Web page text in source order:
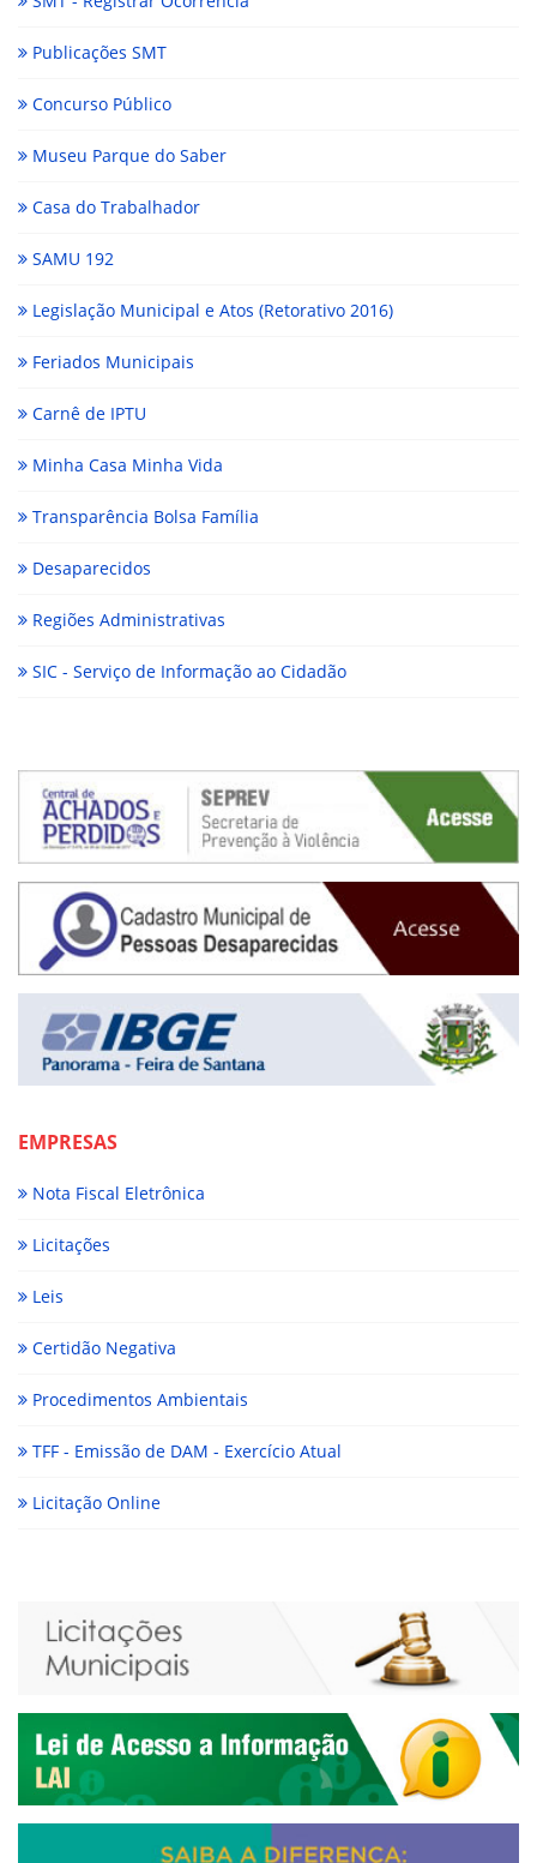
Publicações SMT
Concurso Público
Museu Parque do Saber
Casa do Trabalhador
SAMU 192
Legislação Municipal e Atos (Retorativo 2016)
Feriados Municipais
Carnê de IPTU
Minha Casa Minha Vida
Transparência Bolsa Família
Desaparecidos
Regiões Administrativas
SIC - Serviço de Informação ao Cidadão
EMPRESAS
Nota Fiscal Eletrônica
Licitações
Leis
Certidão Negativa
Procedimentos Ambientais
TFF - Emissão de DAM - Exercício Atual
Licitação Online